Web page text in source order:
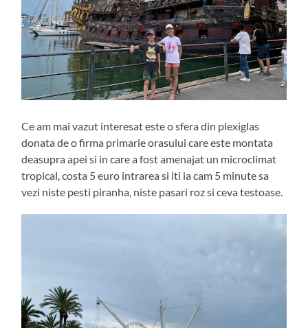
Ce am mai vazut interesat este o sfera din plexiglas
donata de o firma primarie orasului care este montata
deasupra apei si in care a fost amenajat un microclimat
tropical, costa 5 euro intrarea si iti ia cam 5 minute sa
vezi niste pesti piranha, niste pasari roz si ceva testoase.